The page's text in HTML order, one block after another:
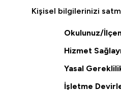
Kişisel bilgilerinizi
Okulunuz/
Hizmet
Yasal
İşletme